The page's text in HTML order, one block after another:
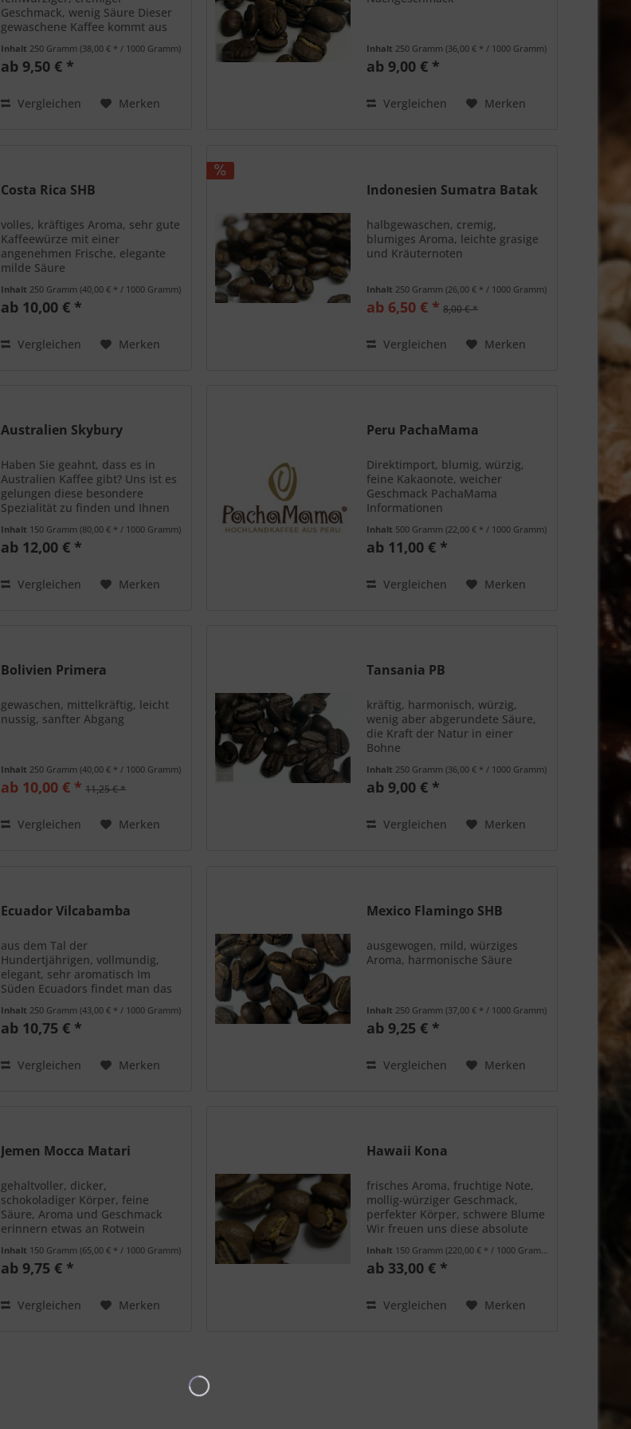
Geschmack, wenig Säure Dieser
gewaschene Kaffee kommt aus
Inhalt 250 Gramm(38,00 € * / 1000 Gramm)
ab 9,50 € *
Vergleichen Merken
Inhalt 250 Gramm(36,00 € * / 1000 Gramm)
ab 9,00 € *
Vergleichen Merken
Costa Rica SHB
volles, kräftiges Aroma, sehr gute
Kaffeewürze mit einer
angenehmen Frische, elegante
milde Säure
Inhalt 250 Gramm(40,00 € * / 1000 Gramm)
ab 10,00 € *
Vergleichen Merken
Indonesien Sumatra Batak
halbgewaschen, cremig,
blumiges Aroma, leichte grasige
und Kräuternoten
Inhalt 250 Gramm(26,00 € * / 1000 Gramm)
ab 6,50 € * 8,00 € *
Vergleichen Merken
Australien Skybury
Haben Sie geahnt, dass es in
Australien Kaffee gibt? Uns ist es
gelungen diese besondere
Spezialität zu finden und Ihnen
volles Aroma, eine ausgeglichene
Säure und ist kräftig und rund im
Inhalt 150 Gramm(80,00 € * / 1000 Gramm)
ab 12,00 € *
Vergleichen Merken
Peru PachaMama
Direktimport, blumig, würzig,
feine Kakaonote, weicher
Geschmack PachaMama
Informationen
Inhalt 500 Gramm(22,00 € * / 1000 Gramm)
ab 11,00 € *
Vergleichen Merken
Bolivien Primera
gewaschen, mittelkräftig, leicht
nussig, sanfter Abgang
Inhalt 250 Gramm(40,00 € * / 1000 Gramm)
ab 10,00 € * 11,25 € *
Vergleichen Merken
Tansania PB
kräftig, harmonisch, würzig,
wenig aber abgerundete Säure,
die Kraft der Natur in einer
Bohne
Inhalt 250 Gramm(36,00 € * / 1000 Gramm)
ab 9,00 € *
Vergleichen Merken
Ecuador Vilcabamba
aus dem Tal der
Hundertjährigen, vollmundig,
elegant, sehr aromatisch Im
Süden Ecuadors findet man das
Höhe über 1500 Metern in einem
idylillischen Hochtal und das
Bergen. Der...
Inhalt 250 Gramm(43,00 € * / 1000 Gramm)
ab 10,75 € *
Vergleichen Merken
Mexico Flamingo SHB
ausgewogen, mild, würziges
Aroma, harmonische Säure
Inhalt 250 Gramm(37,00 € * / 1000 Gramm)
ab 9,25 € *
Vergleichen Merken
Jemen Mocca Matari
gehaltvoller, dicker,
schokoladiger Körper, feine
Säure, Aroma und Geschmack
erinnern etwas an Rotwein
Inhalt 150 Gramm(65,00 € * / 1000 Gramm)
ab 9,75 € *
Vergleichen Merken
Hawaii Kona
frisches Aroma, fruchtige Note,
mollig-würziger Geschmack,
perfekter Körper, schwere Blume
Wir freuen uns diese absolute
haben.
Inhalt 150 Gramm(220,00 € * / 1000 Gramm)
ab 33,00 € *
Vergleichen Merken